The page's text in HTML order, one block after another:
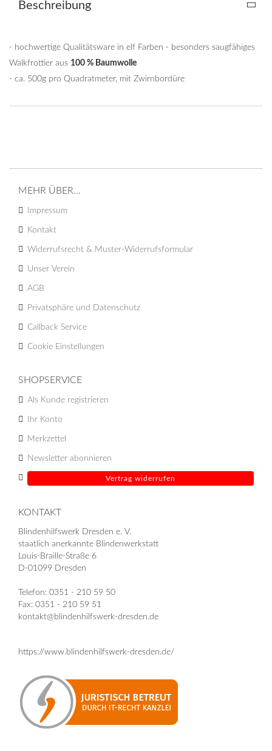
Beschreibung
- hochwertige Qualitätsware in elf Farben - besonders saugfähiges
Walkfrottier aus 100 % Baumwolle
- ca. 500g pro Quadratmeter, mit Zwirnbordüre
MEHR ÜBER...
Impressum
Kontakt
Widerrufsrecht & Muster-Widerrufsformular
Unser Verein
AGB
Privatsphäre und Datenschutz
Callback Service
Cookie Einstellungen
SHOPSERVICE
Als Kunde registrieren
Ihr Konto
Merkzettel
Newsletter abonnieren
Vertrag widerrufen
KONTAKT
Blindenhilfswerk Dresden e. V.
staatlich anerkannte Blindenwerkstatt
Louis-Braille-Straße 6
D-01099 Dresden
Telefon: 0351 - 210 59 50
Fax: 0351 - 210 59 51
kontakt@blindenhilfswerk-dresden.de
https://www.blindenhilfswerk-dresden.de/